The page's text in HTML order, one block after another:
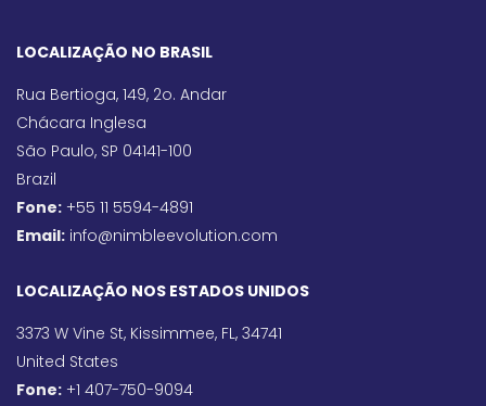
LOCALIZAÇÃO NO BRASIL
Rua Bertioga, 149, 2o. Andar
Chácara Inglesa
São Paulo, SP 04141-100
Brazil
Fone: +55 11 5594-4891
Email: info@nimbleevolution.com
LOCALIZAÇÃO NOS ESTADOS UNIDOS
3373 W Vine St, Kissimmee, FL, 34741
United States
Fone: +1 407-750-9094